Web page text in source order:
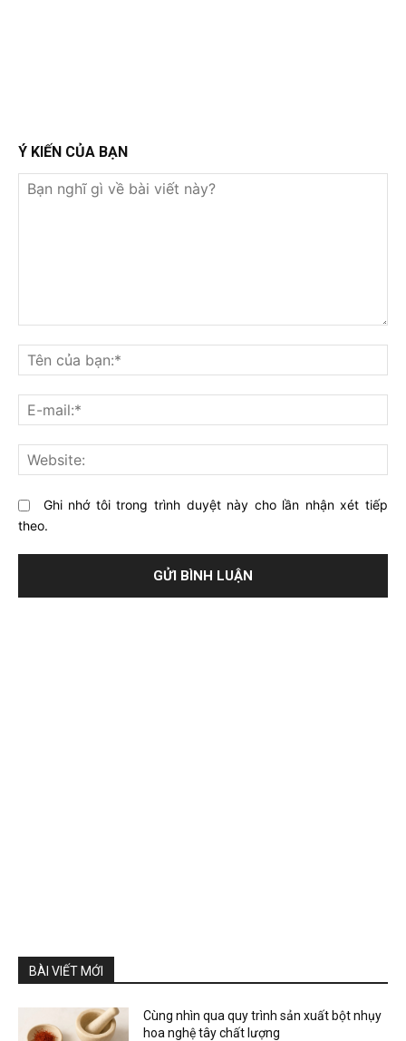
Ý KIẾN CỦA BẠN
nghĩ
gì
về
bài
viết
này?
Ghi nhớ tôi trong trình duyệt này cho lần nhận xét tiếp
theo.
BÀI VIẾT MỚI
Cùng nhìn qua quy trình sản xuất bột nhụy
hoa nghệ tây chất lượng